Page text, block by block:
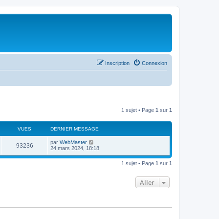
Connexion
Inscription
1 sujet • Page 1 sur 1
VUES DERNIER MESSAGE
93236 par WebMaster
24 mars 2024, 18:18
1 sujet • Page 1 sur 1
Aller